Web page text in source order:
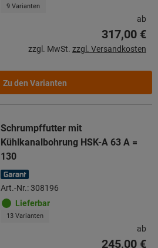
9 Varianten
ab
317,00 €
zzgl. MwSt. zzgl. Versandkosten
Zu den Varianten
Schrumpffutter mit
Kühlkanalbohrung HSK-A 63 A =
130
Art.-Nr.: 308196
Lieferbar
13 Varianten
ab
245,00 €